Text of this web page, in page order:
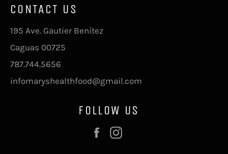
CONTACT US
195 Ave. Gautier Benítez
Caguas 00725
787.744.5656
infomaryshealthfood@gmail.com
FOLLOW US
Facebook